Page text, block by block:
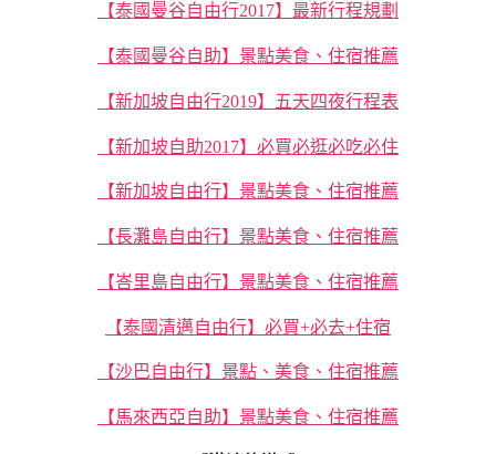
【泰國曼谷自由行2017】最新行程規劃
【泰國曼谷自助】景點美食、住宿推薦
【新加坡自由行2019】五天四夜行程表
【新加坡自助2017】必買必逛必吃必住
【新加坡自由行】景點美食、住宿推薦
【長灘島自由行】景點美食、住宿推薦
【峇里島自由行】景點美食、住宿推薦
【泰國清邁自由行】必買+必去+住宿
【沙巴自由行】景點、美食、住宿推薦
【馬來西亞自助】景點美食、住宿推薦